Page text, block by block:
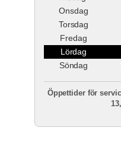
Onsdag
Torsdag
Fredag
Lördag
Söndag
Öppettider för